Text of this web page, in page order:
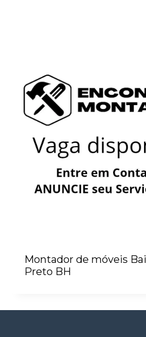
Montador de móveis
Preto BH